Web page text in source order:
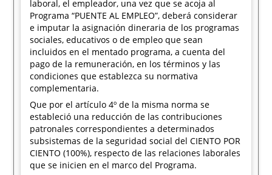
laboral, el empleador, una vez que se acoja al
Programa “PUENTE AL EMPLEO”, deberá considerar
e imputar la asignación dineraria de los programas
sociales, educativos o de empleo que sean
incluidos en el mentado programa, a cuenta del
pago de la remuneración, en los términos y las
condiciones que establezca su normativa
complementaria.
Que por el artículo 4º de la misma norma se
estableció una reducción de las contribuciones
patronales correspondientes a determinados
subsistemas de la seguridad social del CIENTO POR
CIENTO (100%), respecto de las relaciones laborales
que se inicien en el marco del Programa.